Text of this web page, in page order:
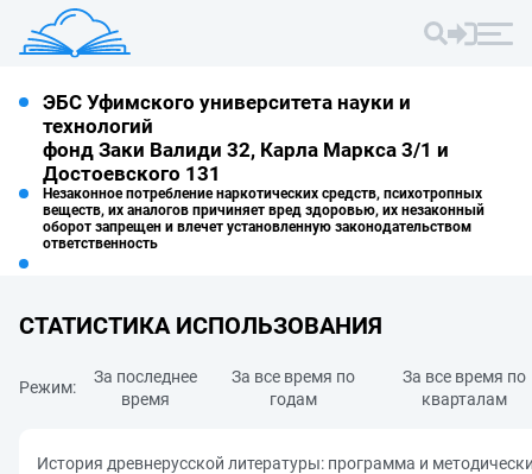
ЭБС Уфимского университета науки и
технологий
фонд Заки Валиди 32, Карла Маркса 3/1 и
Достоевского 131
Незаконное потребление наркотических средств, психотропных
веществ, их аналогов причиняет вред здоровью, их незаконный
оборот запрещен и влечет установленную законодательством
ответственность
СТАТИСТИКА ИСПОЛЬЗОВАНИЯ
Режим:
За последнее
время
За все время по
годам
За все время по
кварталам
История древнерусской литературы: программа и